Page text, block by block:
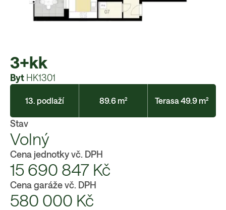
3+kk
Byt HK1301
13. podlaží 89.6 m² Terasa 49.9 m²
Stav
Volný
Cena jednotky vč. DPH
15 690 847 Kč
Cena garáže vč. DPH
580 000 Kč